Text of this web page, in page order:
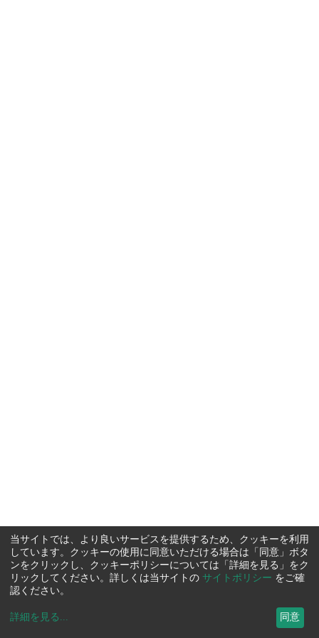
当サイトでは、より良いサービスを提供するため、クッキーを利用
しています。クッキーの使用に同意いただける場合は「同意」ボタ
ンをクリックし、クッキーポリシーについては「詳細を見る」をク
リックしてください。詳しくは当サイトの サイトポリシー をご確
認ください。
詳細を見る ... 同意